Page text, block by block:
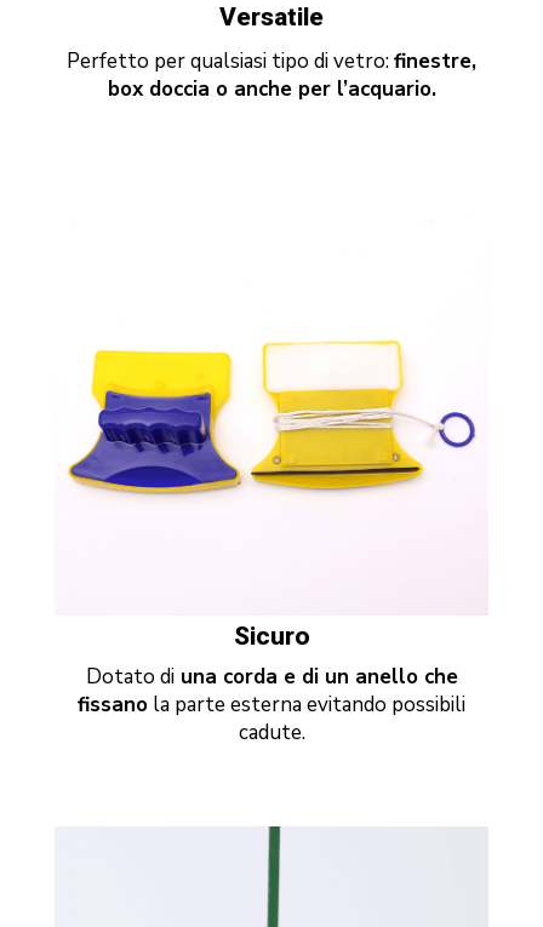
Versatile
Perfetto per qualsiasi tipo di vetro:finestre,
box doccia o anche per l’acquario.
Sicuro
Dotato diuna corda e di un anello che
fissano la parte esterna evitando possibili
cadute.